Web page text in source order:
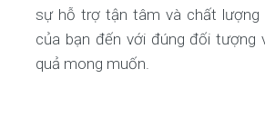
sự hỗ trợ tận tâm và chất lượng
của bạn đến với đúng đối tượng
quả mong muốn.